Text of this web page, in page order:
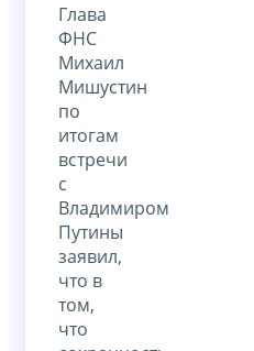
Глава
ФНС
Михаил
Мишустин
по
итогам
встречи
с
Владимиром
Путины
заявил,
что в
том,
что